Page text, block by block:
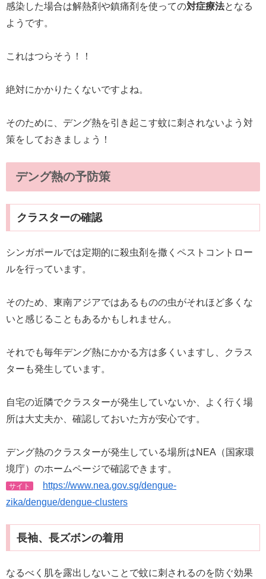
感染した場合は解熱剤や鎮痛剤を使っての対症療法となる
ようです。
これはつらそう！！
絶対にかかりたくないですよね。
そのために、デング熱を引き起こす蚊に刺されないよう対
策をしておきましょう！
デング熱の予防策
クラスターの確認
シンガポールでは定期的に殺虫剤を撒くペストコントロー
ルを行っています。
そのため、東南アジアではあるものの虫がそれほど多くな
いと感じることもあるかもしれません。
それでも毎年デング熱にかかる方は多くいますし、クラス
ターも発生しています。
自宅の近隣でクラスターが発生していないか、よく行く場
所は大丈夫か、確認しておいた方が安心です。
デング熱のクラスターが発生している場所はNEA（国家環
境庁）のホームページで確認できます。
サイト
https://www.nea.gov.sg/dengue-
zika/dengue/dengue-clusters
長袖、長ズボンの着用
なるべく肌を露出しないことで蚊に刺されるのを防ぐ効果